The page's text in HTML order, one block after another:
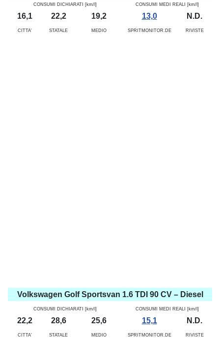
CONSUMI DICHIARATI [km/l] CONSUMI MEDI REALI [km/l]
16,1 22,2 19,2 13,0 N.D.
CITTA' STATALE MEDIO SPRITMONITOR.DE RIVISTE
Volkswagen Golf Sportsvan 1.6 TDI 90 CV – Diesel
CONSUMI DICHIARATI [km/l] CONSUMI MEDI REALI [km/l]
22,2 28,6 25,6 15,1 N.D.
CITTA' STATALE MEDIO SPRITMONITOR.DE RIVISTE